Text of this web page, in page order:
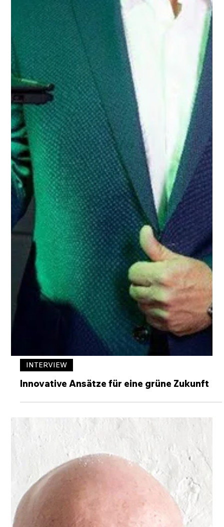
INTERVIEW
Innovative Ansätze für eine grüne Zukunft